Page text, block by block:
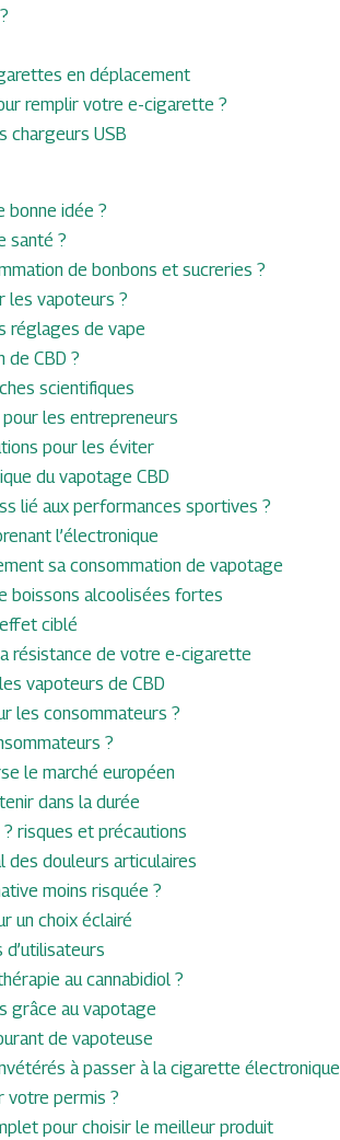
en déplacement
remplir votre e-cigarette ?
chargeurs USB
bonne idée ?
santé ?
de bonbons et sucreries ?
les vapoteurs ?
réglages de vape
de CBD ?
scientifiques
les entrepreneurs
pour les éviter
du vapotage CBD
lié aux performances sportives ?
l’électronique
sa consommation de vapotage
boissons alcoolisées fortes
ciblé
résistance de votre e-cigarette
vapoteurs de CBD
les consommateurs ?
?
le marché européen
dans la durée
risques et précautions
des douleurs articulaires
moins risquée ?
un choix éclairé
au cannabidiol ?
grâce au vapotage
de vapoteuse
à passer à la cigarette électronique
votre permis ?
pour choisir le meilleur produit